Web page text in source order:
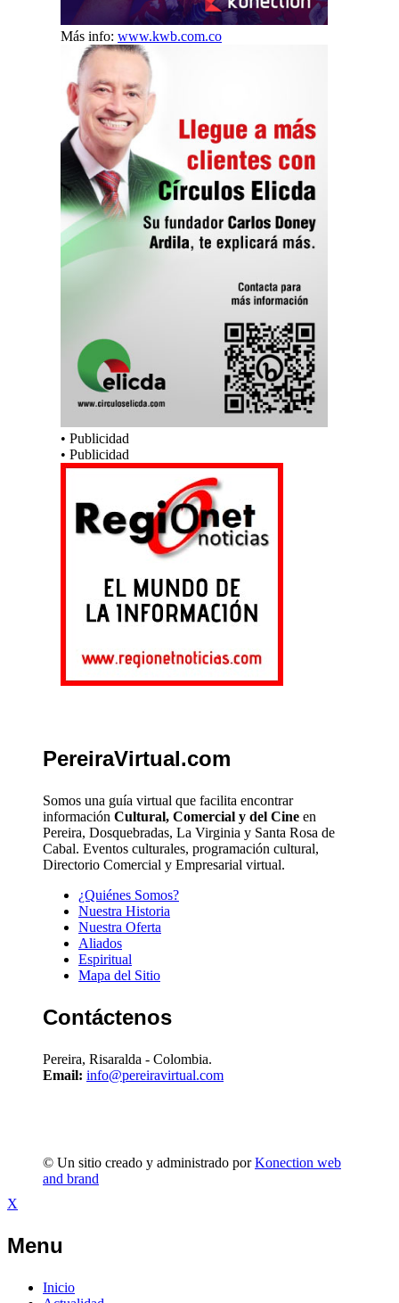
Más info: www.kwb.com.co
• Publicidad
• Publicidad
PereiraVirtual.com
Somos una guía virtual que facilita encontrar
información Cultural, Comercial y del Cine en
Pereira, Dosquebradas, La Virginia y Santa Rosa de
Cabal. Eventos culturales, programación cultural,
Directorio Comercial y Empresarial virtual.
¿Quiénes Somos?
Nuestra Historia
Nuestra Oferta
Aliados
Espiritual
Mapa del Sitio
Contáctenos
Pereira, Risaralda - Colombia.
Email: info@pereiravirtual.com
© Un sitio creado y administrado porKonection web
and brand
X
Menu
Inicio